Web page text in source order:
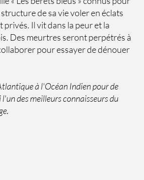
de sa vie voler en éclats
Il vit dans la peur et la
Des meurtres seront perpétrés à
pour essayer de dénouer
à l'Océan Indien pour de
des meilleurs connaisseurs du